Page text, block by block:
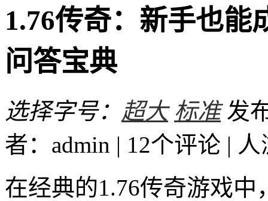
1.76传奇：新手也能
问答宝典
选择字号： 超大 标准 发
者：admin | 12个评论 | 人
在经典的1.76传奇游戏